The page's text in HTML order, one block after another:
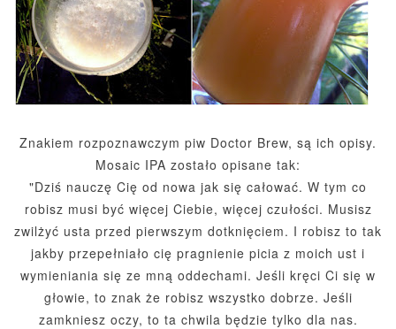
Znakiem rozpoznawczym piw Doctor Brew, są ich opisy.
Mosaic IPA zostało opisane tak:
"Dziś nauczę Cię od nowa jak się całować. W tym co
robisz musi być więcej Ciebie, więcej czułości. Musisz
zwilżyć usta przed pierwszym dotknięciem. I robisz to tak
jakby przepełniało cię pragnienie picia z moich ust i
wymieniania się ze mną oddechami. Jeśli kręci Ci się w
głowie, to znak że robisz wszystko dobrze. Jeśli
zamkniesz oczy, to ta chwila będzie tylko dla nas.